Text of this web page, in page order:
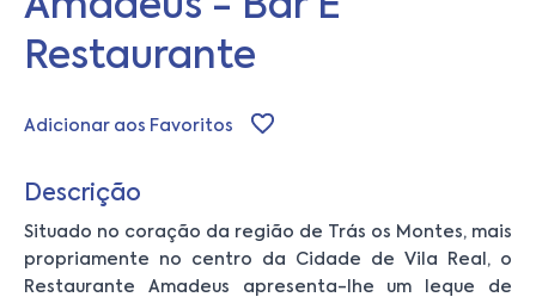
Restaurante
Adicionar aos Favoritos
Descrição
Situado no coração da região de Trás os Montes, mais
propriamente no centro da Cidade de Vila Real, o
Restaurante Amadeus apresenta-lhe um leque de